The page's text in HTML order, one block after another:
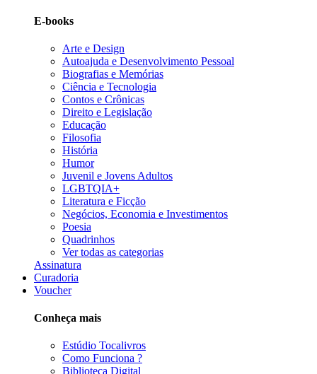
E-books
Arte e Design
Autoajuda e Desenvolvimento Pessoal
Biografias e Memórias
Ciência e Tecnologia
Contos e Crônicas
Direito e Legislação
Educação
Filosofia
História
Humor
Juvenil e Jovens Adultos
LGBTQIA+
Literatura e Ficção
Negócios, Economia e Investimentos
Poesia
Quadrinhos
Ver todas as categorias
Assinatura
Curadoria
Voucher
Conheça mais
Estúdio Tocalivros
Como Funciona ?
Biblioteca Digital